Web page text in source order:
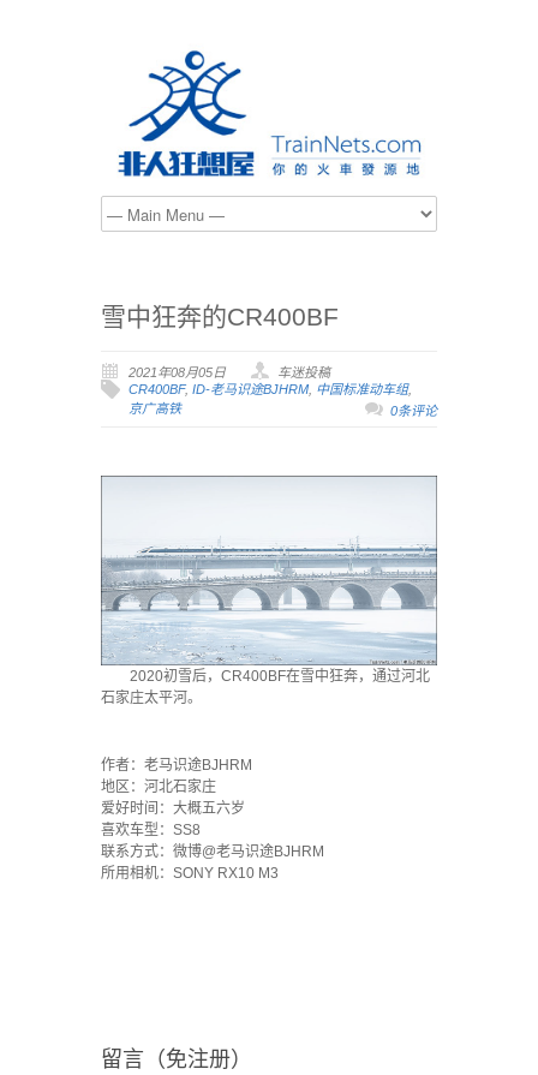
雪中狂奔的CR400BF
2021年08月05日
车迷投稿
CR400BF, ID-老马识途BJHRM, 中国标准动车组,
京广高铁
0条评论
2020初雪后，CR400BF在雪中狂奔，通过河北
石家庄太平河。
作者：老马识途BJHRM
地区：河北石家庄
爱好时间：大概五六岁
喜欢车型：SS8
联系方式：微博@老马识途BJHRM
所用相机：SONY RX10 M3
留言（免注册）